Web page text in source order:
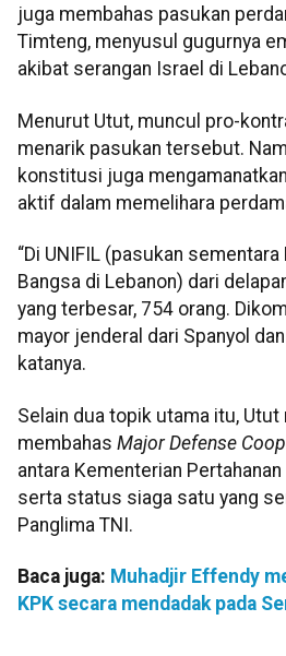
juga membahas pasukan
Timteng, menyusul gugurnya
akibat serangan Israel di
Menurut Utut, muncul pro-
menarik pasukan tersebut.
konstitusi juga
aktif dalam memelihara
“Di UNIFIL (pasukan
Bangsa di Lebanon) dari
yang terbesar, 754 orang.
mayor jenderal dari Spanyol
katanya.
Selain dua topik utama itu,
membahas Major Defense
antara Kementerian
serta status siaga satu yang
Panglima TNI.
Baca juga: Muhadjir Effendy
KPK secara mendadak pada